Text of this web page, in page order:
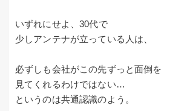
いずれにせよ、30代で
少しアンテナが立っている人は、
必ずしも会社がこの先ずっと面倒を
見てくれるわけではない…
というのは共通認識のよう。